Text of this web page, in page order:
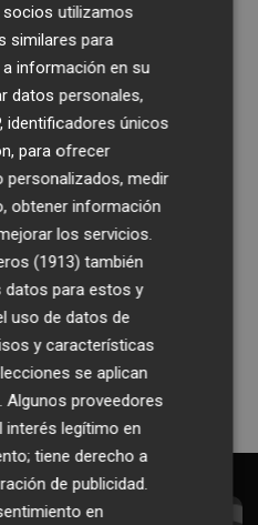
por un conejo de
que triunfa en las
actualidad de
en tu correo
utilizamos
similares para
información en su
datos personales,
identificadores únicos
para ofrecer
personalizados, medir
obtener información
los servicios.
(1913) también
datos para estos y
uso de datos de
y características
se aplican
proveedores
interés legítimo en
tiene derecho a
de publicidad
en